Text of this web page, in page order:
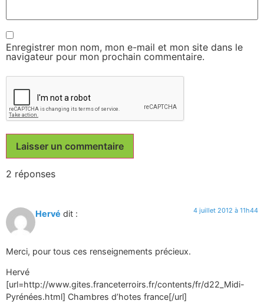
Enregistrer mon nom, mon e-mail et mon site dans le
navigateur pour mon prochain commentaire.
2 réponses
Hervé dit : 4 juillet 2012 à 11h44
Merci, pour tous ces renseignements précieux.
Hervé
[url=http://www.gites.franceterroirs.fr/contents/fr/d22_Midi-
Pyrénées.html] Chambres d’hotes france[/url]